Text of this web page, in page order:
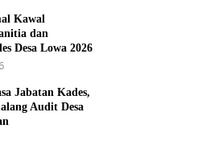
Kawal
dan
Desa Lowa 2026
Jabatan Kades,
Audit Desa